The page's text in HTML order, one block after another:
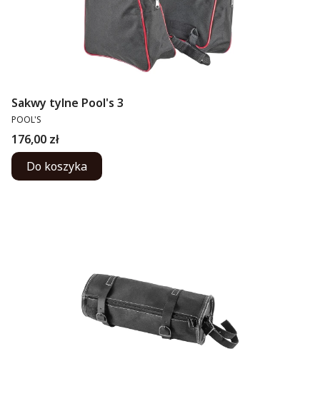
Sakwy tylne Pool's 3
PRODUCENT
POOL'S
Cena
176,00 zł
Do koszyka